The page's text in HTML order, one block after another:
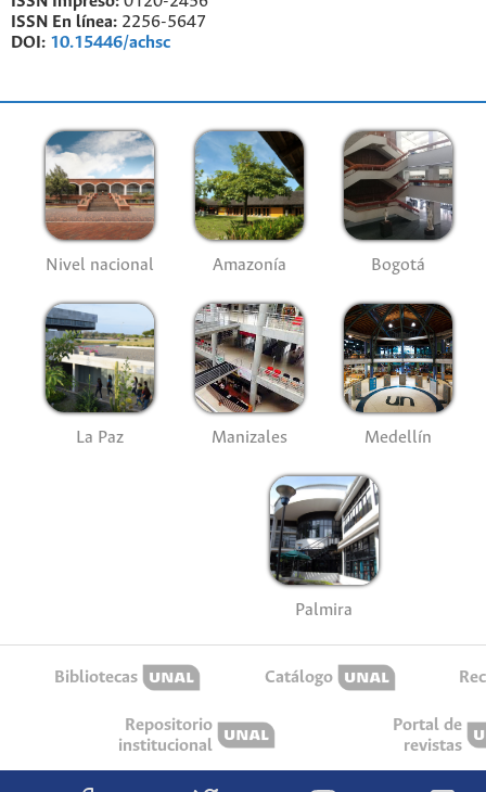
ISSN En línea: 2256-5647
DOI: 10.15446/achsc
Nivel nacional Amazonía Bogotá
La Paz Manizales Medellín
Palmira
Bibliotecas Catálogo
Repositorio
institucional
Portal de
revistas